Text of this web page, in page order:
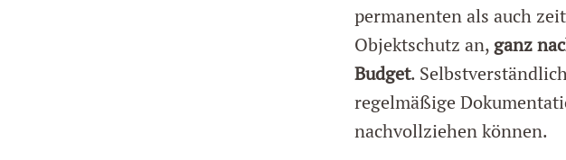
permanenten als auch
Objektschutz an, ganz
Budget.
regelmäßige
nachvollziehen können.